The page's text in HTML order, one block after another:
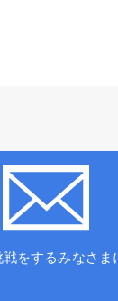
をするみなさま